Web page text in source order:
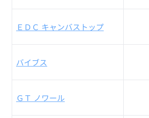
ＥＤＣ キャンバストップ
バイブス
ＧＴ ノワール